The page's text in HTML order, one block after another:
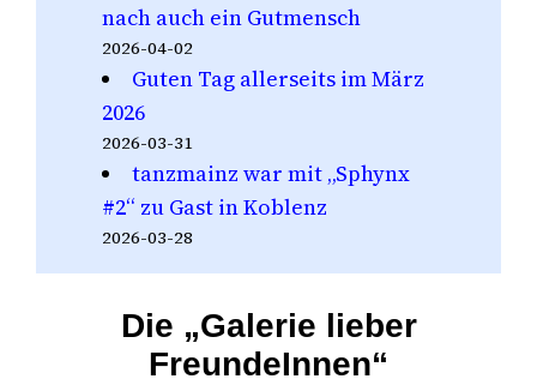
nach auch ein Gutmensch
2026-04-02
Guten Tag allerseits im März
2026
2026-03-31
tanzmainz war mit „Sphynx
#2“ zu Gast in Koblenz
2026-03-28
Die „Galerie lieber
FreundeInnen“